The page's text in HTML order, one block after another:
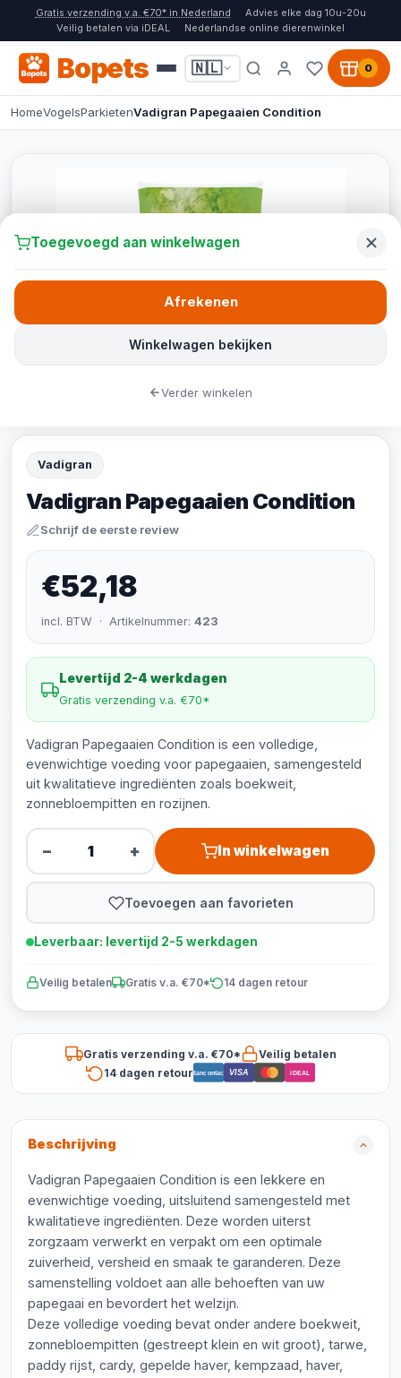
Gratis verzending v.a. €70* in Nederland
Advies elke dag 10u-20u
Veilig betalen via iDEAL
Nederlandse online dierenwinkel
Bopets 🇳🇱 0
HomeVogelsParkietenVadigran Papegaaien Condition
Vadigran
Vadigran Papegaaien Condition
Schrijf de eerste review
€52,18
incl. BTW · Artikelnummer: 423
Levertijd 2-4 werkdagen
Gratis verzending v.a. €70*
Vadigran Papegaaien Condition is een volledige,
evenwichtige voeding voor papegaaien, samengesteld
uit kwalitatieve ingrediënten zoals boekweit,
zonnebloempitten en rozijnen.
− + In winkelwagen
Toevoegen aan favorieten
Leverbaar: levertijd 2-5 werkdagen
Veilig betalen Gratis v.a. €70* 14 dagen retour
Gratis verzending v.a. €70*
Veilig betalen
14 dagen retourBancontact VISA iDEAL
Beschrijving
Vadigran Papegaaien Condition is een lekkere en
evenwichtige voeding, uitsluitend samengesteld met
kwalitatieve ingrediënten. Deze worden uiterst
zorgzaam verwerkt en verpakt om een optimale
zuiverheid, versheid en smaak te garanderen. Deze
samenstelling voldoet aan alle behoeften van uw
papegaai en bevordert het welzijn.
Deze volledige voeding bevat onder andere boekweit,
zonnebloempitten (gestreept klein en wit groot), tarwe,
paddy rijst, cardy, gepelde haver, kempzaad, haver,
Toegevoegd aan winkelwagen
Winkelwagen bekijken
Afrekenen
Verder winkelen